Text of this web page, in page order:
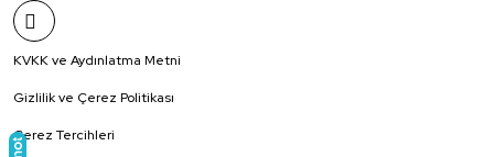
KVKK ve Aydınlatma Metni
Gizlilik ve Çerez Politikası
Çerez Tercihleri